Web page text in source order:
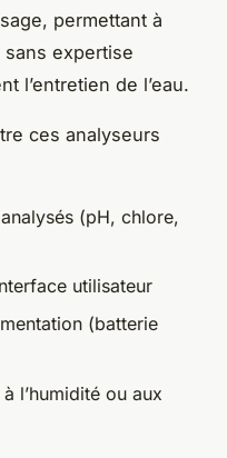
permettant à
expertise
l’entretien de l’eau.
ces analyseurs
(pH, chlore,
utilisateur
(batterie
l’humidité ou aux